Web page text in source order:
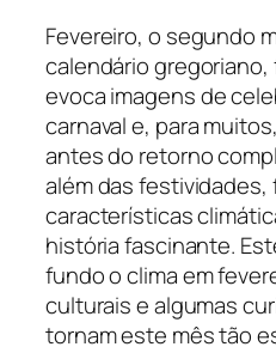
Fevereiro, o segundo
calendário
evoca imagens de
carnaval e, para
antes do retorno
além das
características
história fascinante.
fundo o clima em
culturais e algumas
tornam este mês tão